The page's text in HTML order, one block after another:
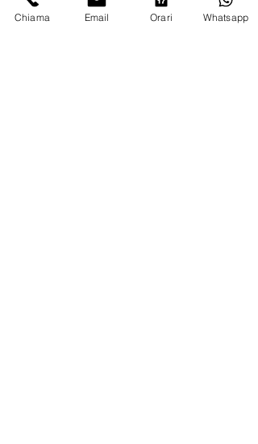
Chiama Email Orari Whatsapp